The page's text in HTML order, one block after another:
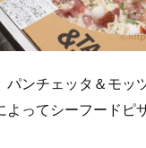
パンチェッタ＆モッ
よってシーフードピ